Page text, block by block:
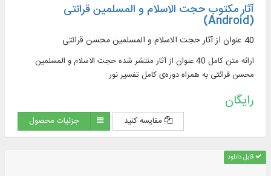
آثار مکتوب حجت الاسلام و المسلمین قرائتی
(Android)
40 عنوان از آثار حجت الاسلام و المسلمین محسن قرائتی
ارائه متن کامل 40 عنوان از آثار منتشر شده حجت الاسلام و المسلمین
محسن قرائتی به همراه دوره‌‌ی کامل تفسیر نور
رایگان
مقایسه کنید جزئیات محصول
قابل دانلود